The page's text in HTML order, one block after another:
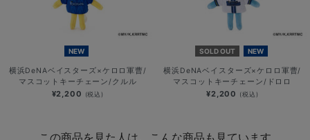
NEW
横浜DeNAベイスターズ×ケロロ軍曹/
マスコットキーチェーン/クルル
¥2,200 (税込)
SOLD OUT NEW
横浜DeNAベイスターズ×ケロロ軍曹/
マスコットキーチェーン/ドロロ
¥2,200 (税込)